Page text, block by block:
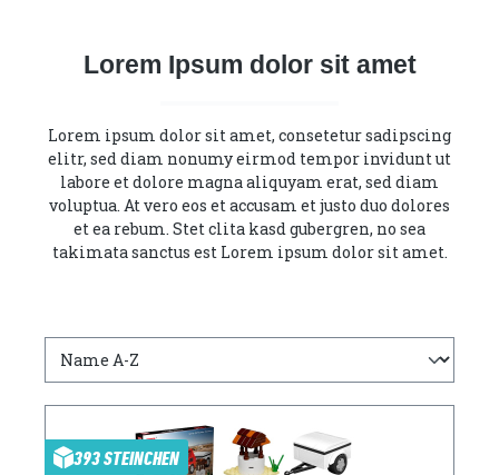
Lorem Ipsum dolor sit amet
Lorem ipsum dolor sit amet, consetetur sadipscing
elitr, sed diam nonumy eirmod tempor invidunt ut
labore et dolore magna aliquyam erat, sed diam
voluptua. At vero eos et accusam et justo duo dolores
et ea rebum. Stet clita kasd gubergren, no sea
takimata sanctus est Lorem ipsum dolor sit amet.
393 STEINCHEN